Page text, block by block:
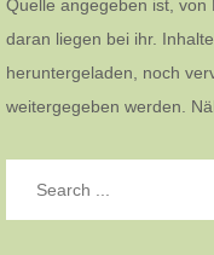
Quelle angegeben ist, von
daran liegen bei ihr.
heruntergeladen, noch
weitergegeben werden.